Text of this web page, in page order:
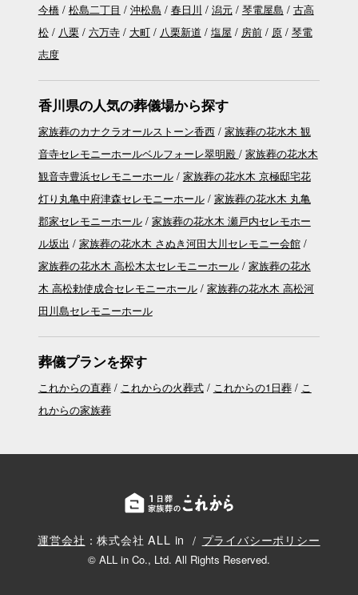
今橋
松島二丁目 沖松島 春日川 潟元 琴電屋島
古高
松
八栗 六万寺 大町 八栗新道 塩屋 房前 原
琴電
志度
香川県の人気の葬儀場から探す
家族葬のカナクラオールストーン香西
家族葬の花水木 観
音寺セレモニーホールベルフォーレ翠明殿
家族葬の花水木
観音寺豊浜セレモニーホール
家族葬の花水木 京極邸宅花
灯り丸亀中府津森セレモニーホール
家族葬の花水木 丸亀
郡家セレモニーホール
家族葬の花水木 瀬戸内セレモホー
ル坂出
家族葬の花水木 さぬき河田大川セレモニー会館
家族葬の花水木 高松木太セレモニーホール
家族葬の花水
木 高松勅使成合セレモニーホール
家族葬の花水木 高松河
田川島セレモニーホール
葬儀プランを探す
これからの直葬 これからの火葬式 これからの1日葬
こ
れからの家族葬
運営会社 ：株式会社 ALL in プライバシーポリシー
© ALL in Co., Ltd. All Rights Reserved.